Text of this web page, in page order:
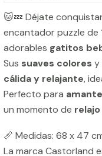
🐱💤 Déjate
encantador puzzle de
adorables gatitos
Sus suaves colores y
cálida y relajante,
Perfecto para
un momento de
📏 Medidas: 68 x 47
La marca Castorland